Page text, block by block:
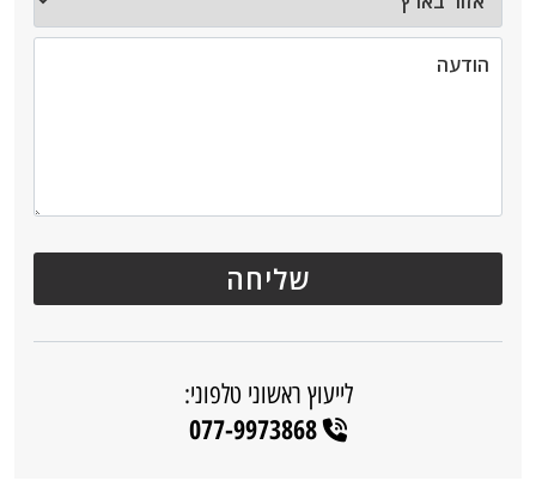
לייעוץ ראשוני טלפוני:
077-9973868